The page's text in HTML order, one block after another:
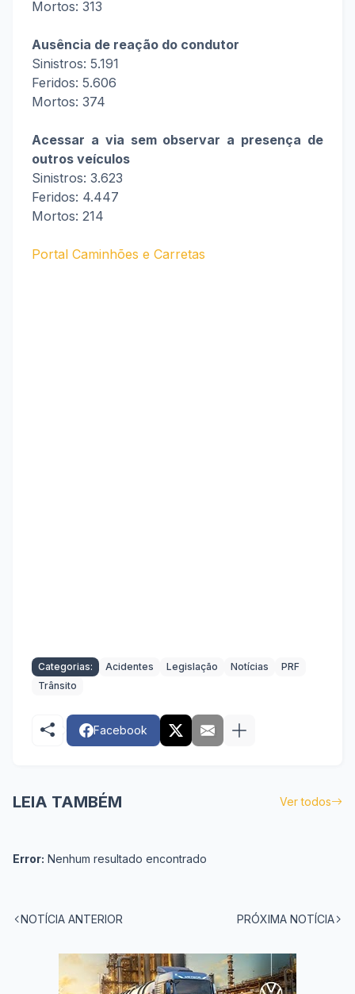
Mortos: 313
Ausência de reação do condutor
Sinistros: 5.191
Feridos: 5.606
Mortos: 374
Acessar a via sem observar a presença de
outros veículos
Sinistros: 3.623
Feridos: 4.447
Mortos: 214
Portal Caminhões e Carretas
Categorias: Acidentes Legislação Notícias
PRF
Trânsito
Facebook
LEIA TAMBÉM Ver todos
Error: Nenhum resultado encontrado
NOTÍCIA ANTERIOR PRÓXIMA NOTÍCIA